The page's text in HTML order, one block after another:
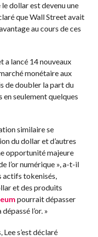
dollar est devenu une
que Wall Street avait
au cours de ces
a lancé 14 nouveaux
monétaire aux
de doubler la part du
seulement quelques
similaire se
du dollar et d’autres
opportunité majeure
l’or numérique », a-t-il
actifs tokenisés,
et des produits
pourrait dépasser
l’or. »
s’est déclaré